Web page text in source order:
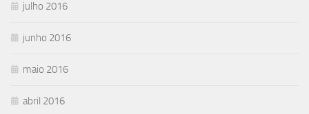
julho 2016
junho 2016
maio 2016
abril 2016